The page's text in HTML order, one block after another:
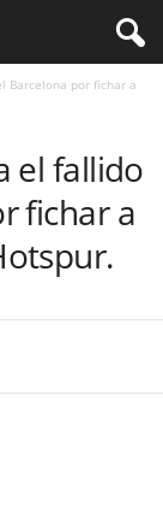
Barcelona por fichar a
el fallido
fichar a